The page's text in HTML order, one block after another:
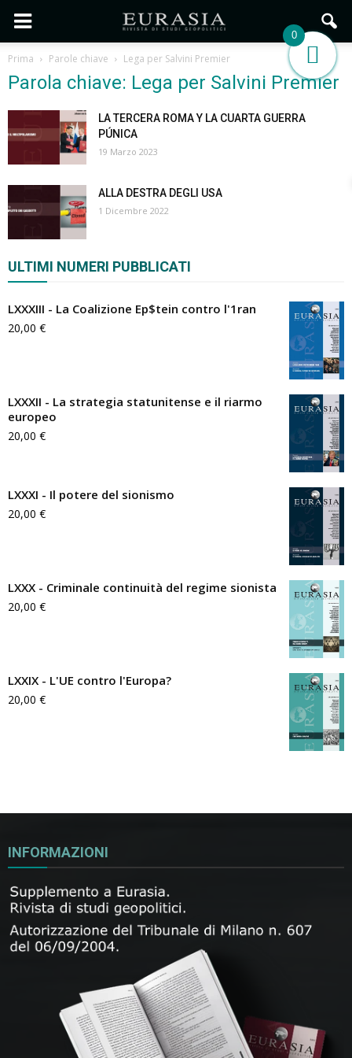
Prima Parole chiave Lega per Salvini Premier
Parola chiave: Lega per Salvini Premier
LA TERCERA ROMA Y LA CUARTA GUERRA
PÚNICA
19 Marzo 2023
ALLA DESTRA DEGLI USA
1 Dicembre 2022
ULTIMI NUMERI PUBBLICATI
LXXXIII - La Coalizione Ep$tein contro l'1ran
20,00 €
LXXXII - La strategia statunitense e il riarmo
europeo
20,00 €
LXXXI - Il potere del sionismo
20,00 €
LXXX - Criminale continuità del regime sionista
20,00 €
LXXIX - L'UE contro l'Europa?
20,00 €
INFORMAZIONI
0